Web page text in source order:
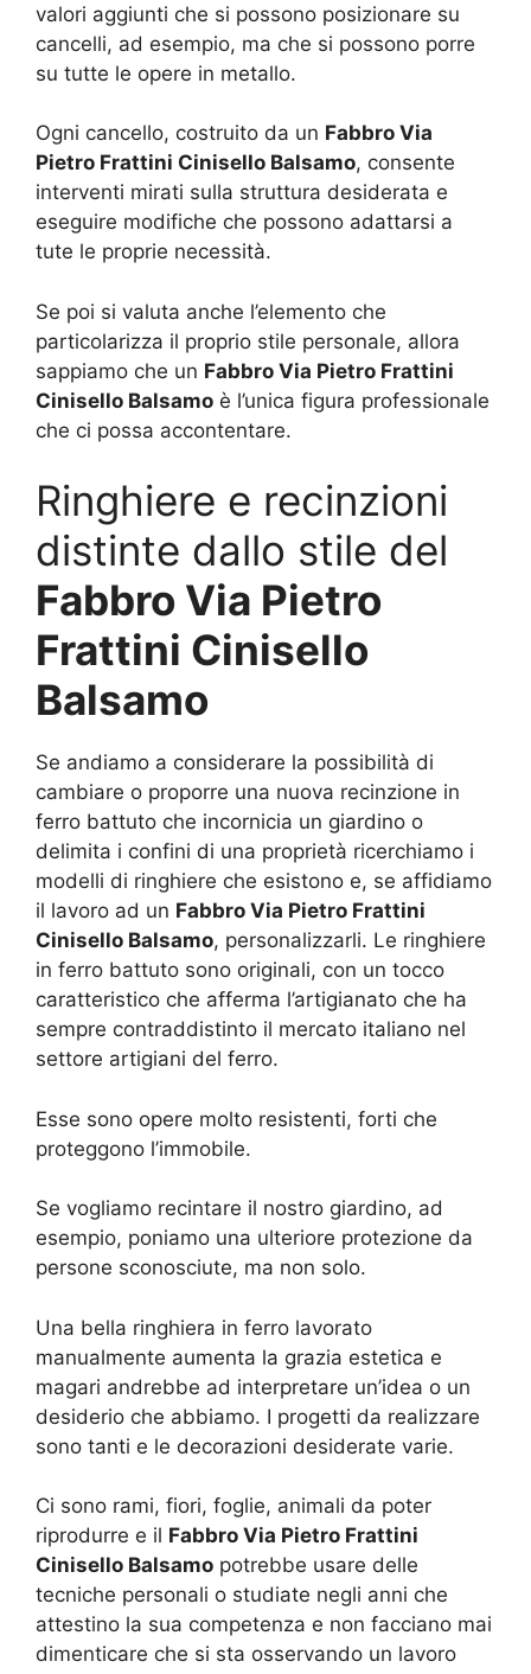
valori aggiunti che si possono posizionare su
cancelli, ad esempio, ma che si possono porre
su tutte le opere in metallo.
Ogni cancello, costruito da un Fabbro Via
Pietro Frattini Cinisello Balsamo, consente
interventi mirati sulla struttura desiderata e
eseguire modifiche che possono adattarsi a
tute le proprie necessità.
Se poi si valuta anche l’elemento che
particolarizza il proprio stile personale, allora
sappiamo che un Fabbro Via Pietro Frattini
Cinisello Balsamo è l’unica figura professionale
che ci possa accontentare.
Ringhiere e recinzioni
distinte dallo stile del
Fabbro Via Pietro
Frattini Cinisello
Balsamo
Se andiamo a considerare la possibilità di
cambiare o proporre una nuova recinzione in
ferro battuto che incornicia un giardino o
delimita i confini di una proprietà ricerchiamo i
modelli di ringhiere che esistono e, se affidiamo
il lavoro ad un Fabbro Via Pietro Frattini
Cinisello Balsamo, personalizzarli. Le ringhiere
in ferro battuto sono originali, con un tocco
caratteristico che afferma l’artigianato che ha
sempre contraddistinto il mercato italiano nel
settore artigiani del ferro.
Esse sono opere molto resistenti, forti che
proteggono l’immobile.
Se vogliamo recintare il nostro giardino, ad
esempio, poniamo una ulteriore protezione da
persone sconosciute, ma non solo.
Una bella ringhiera in ferro lavorato
manualmente aumenta la grazia estetica e
magari andrebbe ad interpretare un’idea o un
desiderio che abbiamo. I progetti da realizzare
sono tanti e le decorazioni desiderate varie.
Ci sono rami, fiori, foglie, animali da poter
riprodurre e il Fabbro Via Pietro Frattini
Cinisello Balsamo potrebbe usare delle
tecniche personali o studiate negli anni che
attestino la sua competenza e non facciano mai
dimenticare che si sta osservando un lavoro